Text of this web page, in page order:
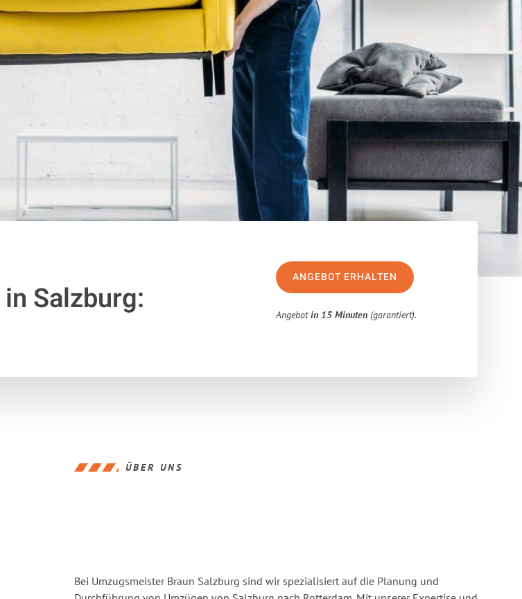
in Salzburg:
ANGEBOT ERHALTEN
Angebotin 15 Minuten (garantiert).
ÜBER UNS
Bei Umzugsmeister Braun Salzburg sind wir spezialisiert auf die Planung und